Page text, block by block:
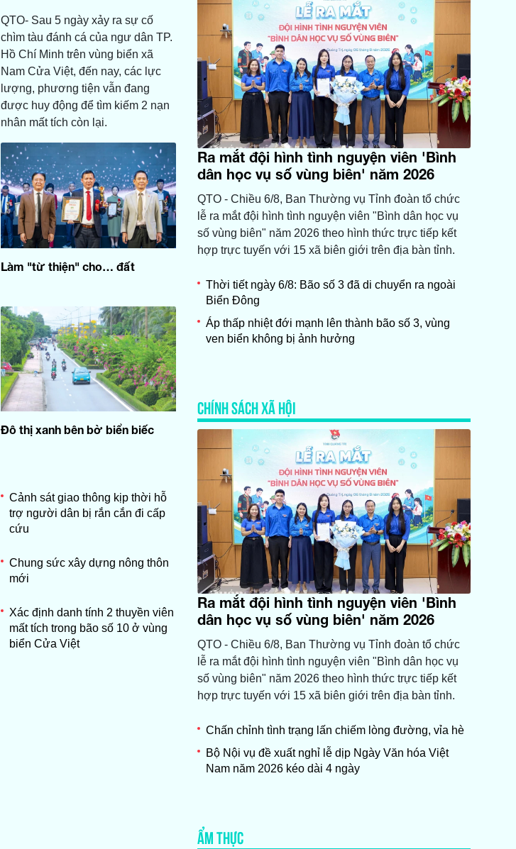
QTO- Sau 5 ngày xảy ra sự cố
chìm tàu đánh cá của ngư dân TP.
Hồ Chí Minh trên vùng biển xã
Nam Cửa Việt, đến nay, các lực
lượng, phương tiện vẫn đang
được huy động để tìm kiếm 2 nạn
nhân mất tích còn lại.
Làm "từ thiện" cho… đất
Đô thị xanh bên bờ biển biếc
Cảnh sát giao thông kịp thời hỗ
trợ người dân bị rắn cắn đi cấp
cứu
Chung sức xây dựng nông thôn
mới
Xác định danh tính 2 thuyền viên
mất tích trong bão số 10 ở vùng
biển Cửa Việt
Ra mắt đội hình tình nguyện viên 'Bình
dân học vụ số vùng biên' năm 2026
QTO - Chiều 6/8, Ban Thường vụ Tỉnh đoàn tổ chức
lễ ra mắt đội hình tình nguyện viên "Bình dân học vụ
số vùng biên" năm 2026 theo hình thức trực tiếp kết
hợp trực tuyến với 15 xã biên giới trên địa bàn tỉnh.
Thời tiết ngày 6/8: Bão số 3 đã di chuyển ra ngoài
Biển Đông
Áp thấp nhiệt đới mạnh lên thành bão số 3, vùng
ven biển không bị ảnh hưởng
CHÍNH SÁCH XÃ HỘI
Ra mắt đội hình tình nguyện viên 'Bình
dân học vụ số vùng biên' năm 2026
QTO - Chiều 6/8, Ban Thường vụ Tỉnh đoàn tổ chức
lễ ra mắt đội hình tình nguyện viên "Bình dân học vụ
số vùng biên" năm 2026 theo hình thức trực tiếp kết
hợp trực tuyến với 15 xã biên giới trên địa bàn tỉnh.
Chấn chỉnh tình trạng lấn chiếm lòng đường, vỉa hè
Bộ Nội vụ đề xuất nghỉ lễ dịp Ngày Văn hóa Việt
Nam năm 2026 kéo dài 4 ngày
ẨM THỰC